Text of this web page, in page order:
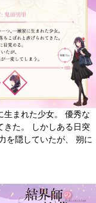
まれた少女。 優秀な
きた。 しかしある日突
を隠していたが、 朔に